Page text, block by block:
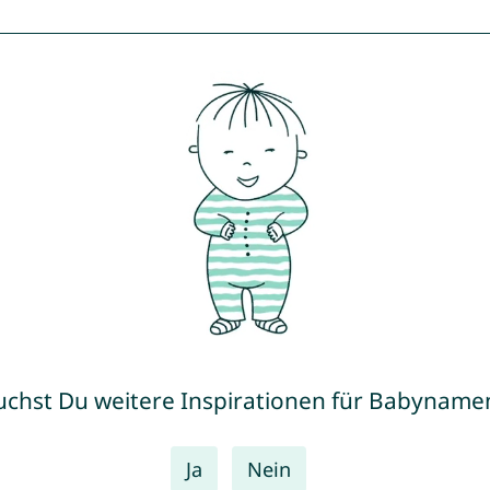
Du weitere Inspirationen für
Ja Nein